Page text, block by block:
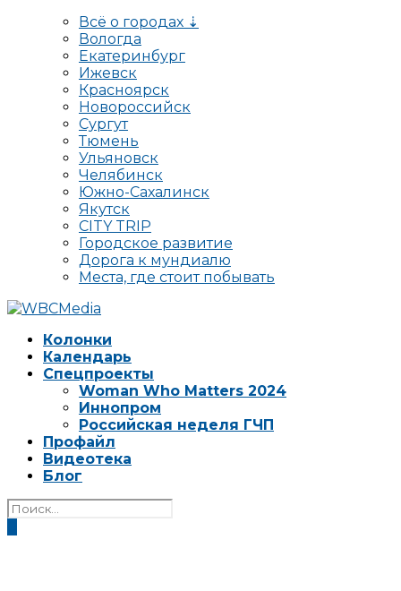
Всё о городах ⇣
Вологда
Екатеринбург
Ижевск
Красноярск
Новороссийск
Сургут
Тюмень
Ульяновск
Челябинск
Южно-Сахалинск
Якутск
CITY TRIP
Городское развитие
Дорога к мундиалю
Места, где стоит побывать
Колонки
Календарь
Спецпроекты
Woman Who Matters 2024
Иннопром
Российская неделя ГЧП
Профайл
Видеотека
Блог